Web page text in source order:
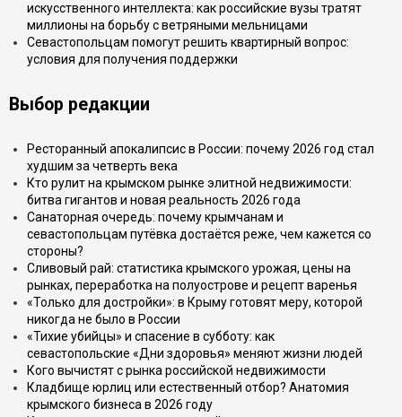
искусственного интеллекта: как российские вузы тратят
миллионы на борьбу с ветряными мельницами
Севастопольцам помогут решить квартирный вопрос:
условия для получения поддержки
Выбор редакции
Ресторанный апокалипсис в России: почему 2026 год стал
худшим за четверть века
Кто рулит на крымском рынке элитной недвижимости:
битва гигантов и новая реальность 2026 года
Санаторная очередь: почему крымчанам и
севастопольцам путёвка достаётся реже, чем кажется со
стороны?
Сливовый рай: статистика крымского урожая, цены на
рынках, переработка на полуострове и рецепт варенья
«Только для достройки»: в Крыму готовят меру, которой
никогда не было в России
«Тихие убийцы» и спасение в субботу: как
севастопольские «Дни здоровья» меняют жизни людей
Кого вычистят с рынка российской недвижимости
Кладбище юрлиц или естественный отбор? Анатомия
крымского бизнеса в 2026 году